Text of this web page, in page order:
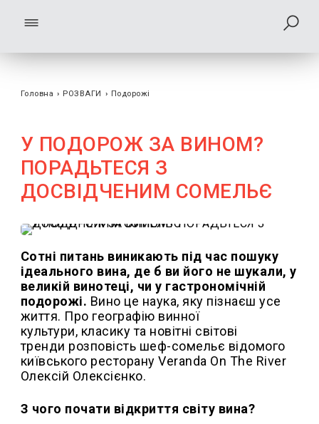
Головна › РОЗВАГИ › Подорожі
У ПОДОРОЖ ЗА ВИНОМ?
ПОРАДЬТЕСЯ З
ДОСВІДЧЕНИМ СОМЕЛЬЄ
Сотні питань виникають під час пошуку
ідеального вина, де б ви його не шукали, у
великій винотеці, чи у гастрономічній
подорожі. Вино це наука, яку пізнаєш усе
життя. Про географію винної
культури, класику та новітні світові
тренди розповість шеф-сомельє відомого
київського ресторану Veranda On The River
Олексій Олексієнко.
З чого почати відкриття світу вина?